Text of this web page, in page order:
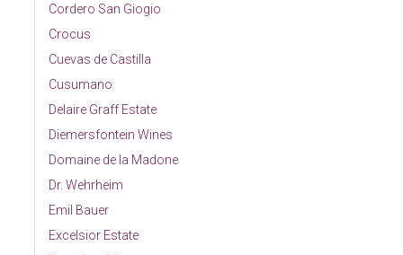
Cordero San Giogio
Crocus
Cuevas de Castilla
Cusumano
Delaire Graff Estate
Diemersfontein Wines
Domaine de la Madone
Dr. Wehrheim
Emil Bauer
Excelsior Estate